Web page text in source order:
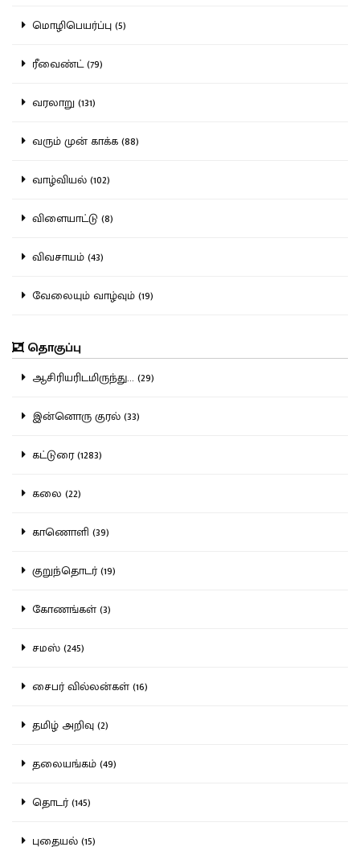
மொழிபெயர்ப்பு (5)
ரீவைண்ட் (79)
வரலாறு (131)
வரும் முன் காக்க (88)
வாழ்வியல் (102)
விளையாட்டு (8)
விவசாயம் (43)
வேலையும் வாழ்வும் (19)
தொகுப்பு
ஆசிரியரிடமிருந்து... (29)
இன்னொரு குரல் (33)
கட்டுரை (1283)
கலை (22)
காணொளி (39)
குறுந்தொடர் (19)
கோணங்கள் (3)
சமஸ் (245)
சைபர் வில்லன்கள் (16)
தமிழ் அறிவு (2)
தலையங்கம் (49)
தொடர் (145)
புதையல் (15)